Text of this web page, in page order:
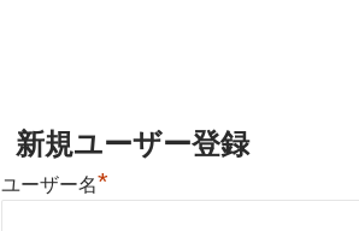
新規ユーザー登録
ユーザー名*